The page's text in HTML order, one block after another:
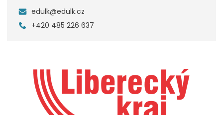
edulk@edulk.cz
+420 485 226 637